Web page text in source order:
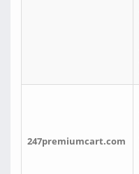
247premiumcart.com